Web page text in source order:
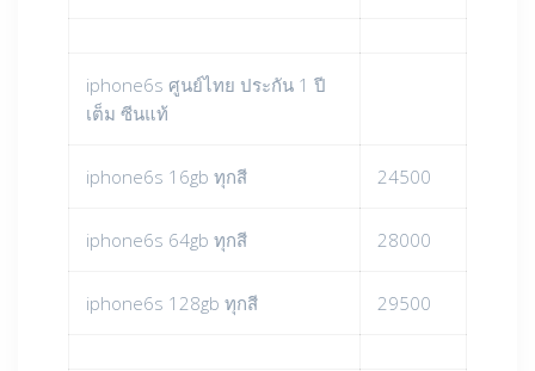
iphone6s ศูนย์ไทย ประกัน 1 ปี
เต็ม ซีนแท้
iphone6s 16gb ทุกสี 24500
iphone6s 64gb ทุกสี 28000
iphone6s 128gb ทุกสี 29500